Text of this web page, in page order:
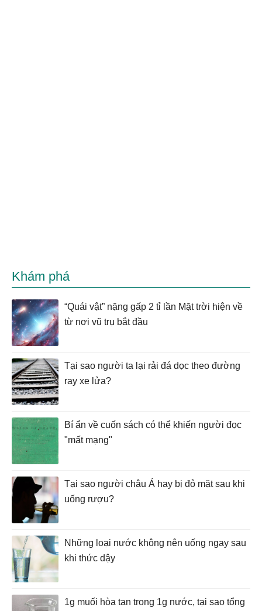
Khám phá
“Quái vật” nặng gấp 2 tỉ lần Mặt trời hiện về
từ nơi vũ trụ bắt đầu
Tại sao người ta lại rải đá dọc theo đường
ray xe lửa?
Bí ẩn về cuốn sách có thể khiến người đọc
"mất mạng"
Tại sao người châu Á hay bị đỏ mặt sau khi
uống rượu?
Những loại nước không nên uống ngay sau
khi thức dậy
1g muối hòa tan trong 1g nước, tại sao tổng